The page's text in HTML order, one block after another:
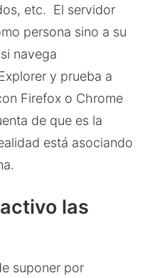
etc. El servidor
persona sino a su
navega
y prueba a
Firefox o Chrome
de que es la
está asociando
las
suponer por